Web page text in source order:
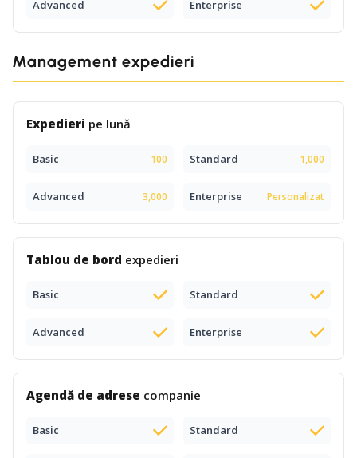
Advanced Enterprise
Management expedieri
Expedieri pe lună
Basic 100 Standard 1,000
Advanced 3,000 Enterprise Personalizat
Tablou de bord expedieri
Basic Standard
Advanced Enterprise
Agendă de adrese companie
Basic Standard